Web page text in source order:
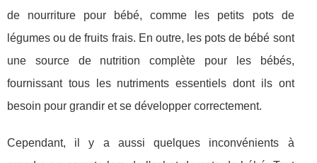
de nourriture pour bébé, comme les petits pots de
légumes ou de fruits frais. En outre, les pots de bébé sont
une source de nutrition complète pour les bébés,
fournissant tous les nutriments essentiels dont ils ont
besoin pour grandir et se développer correctement.
Cependant, il y a aussi quelques inconvénients à